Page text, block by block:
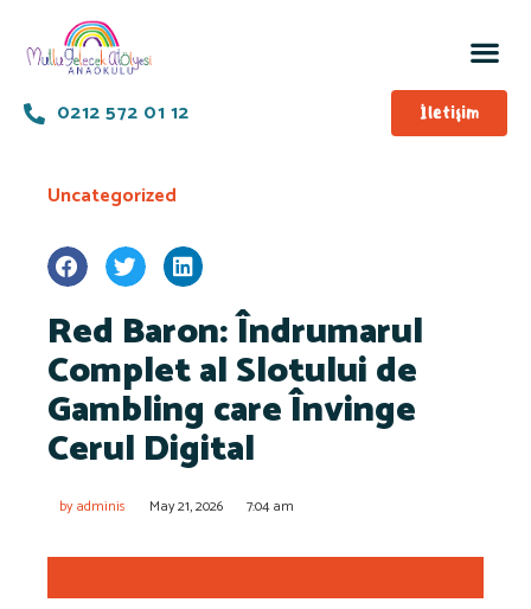
0212 572 01 12 İletişim
Uncategorized
Red Baron: Îndrumarul
Complet al Slotului de
Gambling care Învinge
Cerul Digital
byadminis May 21, 2026 7:04 am